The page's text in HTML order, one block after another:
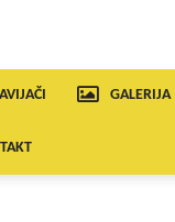
GALERIJA